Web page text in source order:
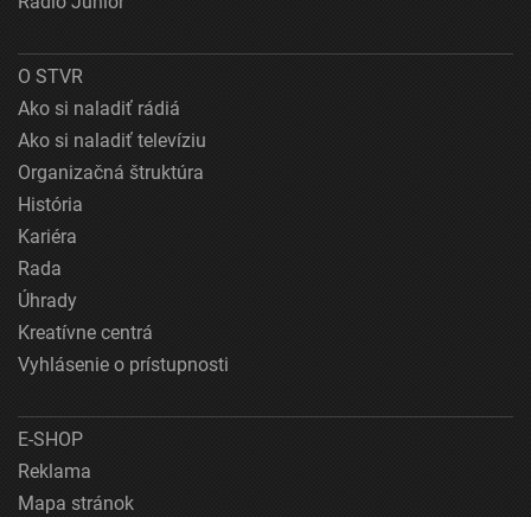
O STVR
Ako si naladiť rádiá
Ako si naladiť televíziu
Organizačná štruktúra
História
Kariéra
Rada
Úhrady
Kreatívne centrá
Vyhlásenie o prístupnosti
E-SHOP
Reklama
Mapa stránok